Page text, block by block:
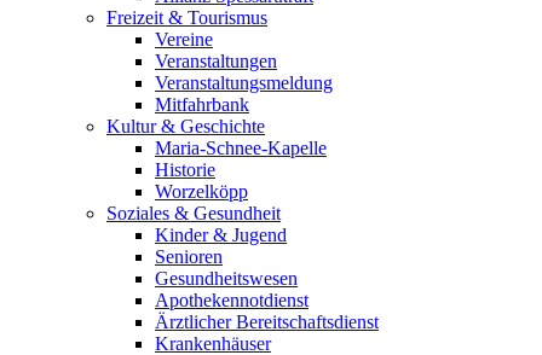
Freizeit & Tourismus
Vereine
Veranstaltungen
Veranstaltungsmeldung
Mitfahrbank
Kultur & Geschichte
Maria-Schnee-Kapelle
Historie
Worzelköpp
Soziales & Gesundheit
Kinder & Jugend
Senioren
Gesundheitswesen
Apothekennotdienst
Ärztlicher Bereitschaftsdienst
Krankenhäuser